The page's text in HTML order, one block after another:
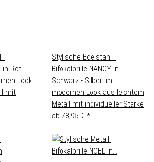
-
in Rot -
Look
mit
Stylische Edelstahl -
Bifokalbrille NANCY in
Schwarz - Silber im
modernen Look aus leichtem
Metall mit individueller Stärke
ab 78,95 € *